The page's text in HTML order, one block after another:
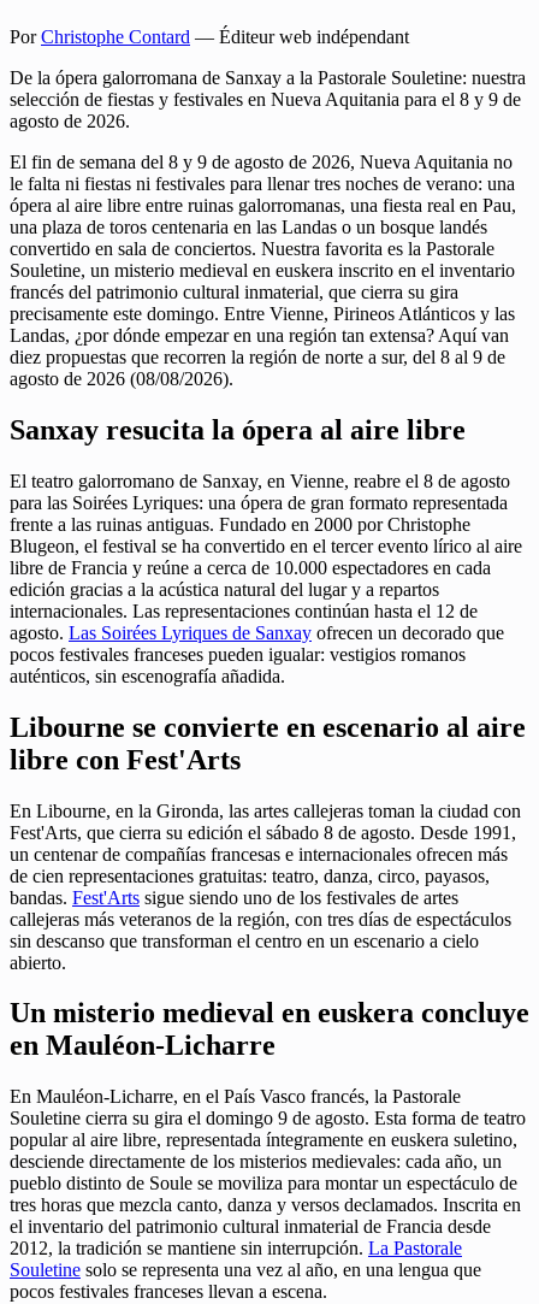
PorChristophe Contard — Éditeur web indépendant
De la ópera galorromana de Sanxay a la Pastorale Souletine: nuestra
selección de fiestas y festivales en Nueva Aquitania para el 8 y 9 de
agosto de 2026.
El fin de semana del 8 y 9 de agosto de 2026, Nueva Aquitania no
le falta ni fiestas ni festivales para llenar tres noches de verano: una
ópera al aire libre entre ruinas galorromanas, una fiesta real en Pau,
una plaza de toros centenaria en las Landas o un bosque landés
convertido en sala de conciertos. Nuestra favorita es la Pastorale
Souletine, un misterio medieval en euskera inscrito en el inventario
francés del patrimonio cultural inmaterial, que cierra su gira
precisamente este domingo. Entre Vienne, Pirineos Atlánticos y las
Landas, ¿por dónde empezar en una región tan extensa? Aquí van
diez propuestas que recorren la región de norte a sur, del 8 al 9 de
agosto de 2026 (08/08/2026).
Sanxay resucita la ópera al aire libre
El teatro galorromano de Sanxay, en Vienne, reabre el 8 de agosto
para las Soirées Lyriques: una ópera de gran formato representada
frente a las ruinas antiguas. Fundado en 2000 por Christophe
Blugeon, el festival se ha convertido en el tercer evento lírico al aire
libre de Francia y reúne a cerca de 10.000 espectadores en cada
edición gracias a la acústica natural del lugar y a repartos
internacionales. Las representaciones continúan hasta el 12 de
agosto. Las Soirées Lyriques de Sanxay ofrecen un decorado que
pocos festivales franceses pueden igualar: vestigios romanos
auténticos, sin escenografía añadida.
Libourne se convierte en escenario al aire
libre con Fest'Arts
En Libourne, en la Gironda, las artes callejeras toman la ciudad con
Fest'Arts, que cierra su edición el sábado 8 de agosto. Desde 1991,
un centenar de compañías francesas e internacionales ofrecen más
de cien representaciones gratuitas: teatro, danza, circo, payasos,
bandas. Fest'Arts sigue siendo uno de los festivales de artes
callejeras más veteranos de la región, con tres días de espectáculos
sin descanso que transforman el centro en un escenario a cielo
abierto.
Un misterio medieval en euskera concluye
en Mauléon-Licharre
En Mauléon-Licharre, en el País Vasco francés, la Pastorale
Souletine cierra su gira el domingo 9 de agosto. Esta forma de teatro
popular al aire libre, representada íntegramente en euskera suletino,
desciende directamente de los misterios medievales: cada año, un
pueblo distinto de Soule se moviliza para montar un espectáculo de
tres horas que mezcla canto, danza y versos declamados. Inscrita en
el inventario del patrimonio cultural inmaterial de Francia desde
2012, la tradición se mantiene sin interrupción. La Pastorale
Souletine solo se representa una vez al año, en una lengua que
pocos festivales franceses llevan a escena.